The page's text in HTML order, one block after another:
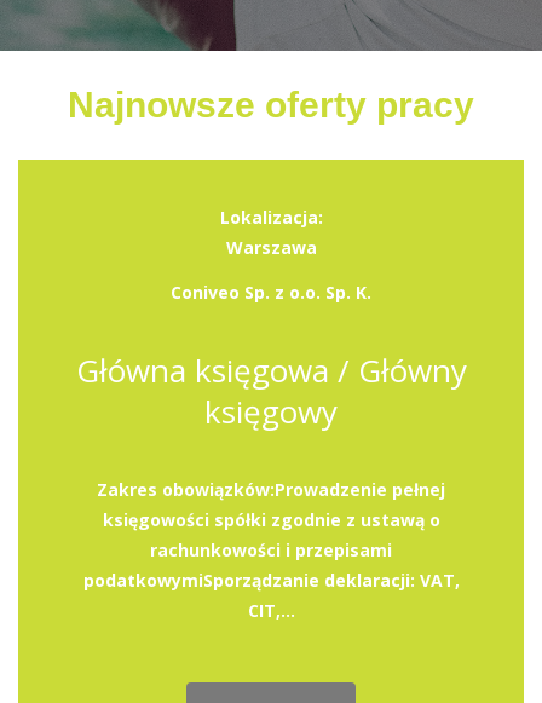
Najnowsze oferty pracy
Lokalizacja:
Warszawa
Coniveo Sp. z o.o. Sp. K.
Główna księgowa / Główny
księgowy
Zakres obowiązków:Prowadzenie pełnej
księgowości spółki zgodnie z ustawą o
rachunkowości i przepisami
podatkowymiSporządzanie deklaracji: VAT,
CIT,...